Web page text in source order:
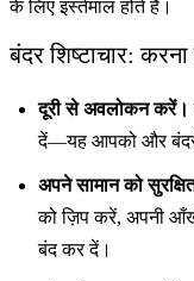
के लिए इस्तेमाल होते हैं।
बंदर शिष्टाचार: करना
दूरी से अवलोकन करें।
दें—यह आपको और
अपने सामान को
को ज़िप करें, अपनी
बंद कर दें।